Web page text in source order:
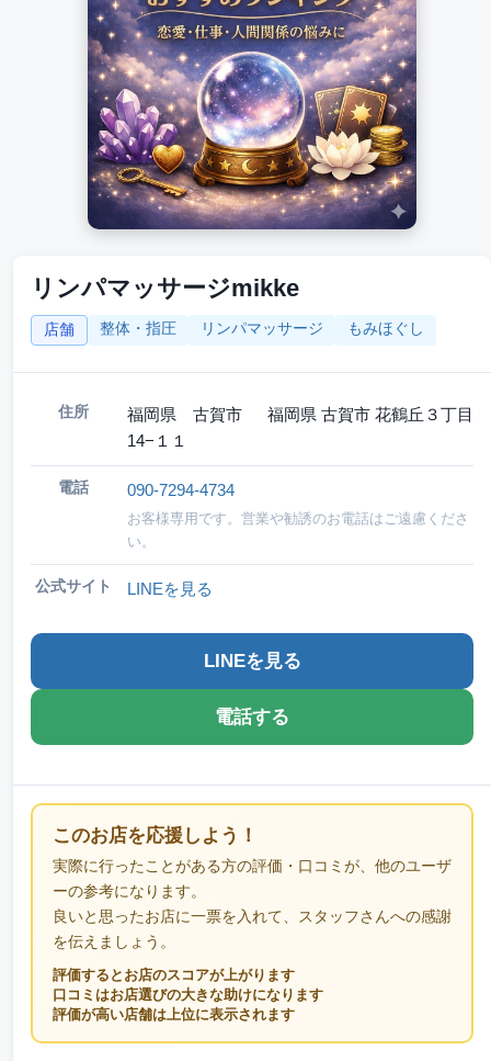
リンパマッサージmikke
店舗 整体・指圧 リンパマッサージ もみほぐし
住所
福岡県 古賀市 福岡県 古賀市 花鶴丘３丁目
14−１１
電話 090-7294-4734
お客様専用です。営業や勧誘のお電話はご遠慮くださ
い。
公式サイト LINEを見る
LINEを見る
電話する
このお店を応援しよう！
実際に行ったことがある方の評価・口コミが、他のユーザ
ーの参考になります。
良いと思ったお店に一票を入れて、スタッフさんへの感謝
を伝えましょう。
評価するとお店のスコアが上がります
口コミはお店選びの大きな助けになります
評価が高い店舗は上位に表示されます